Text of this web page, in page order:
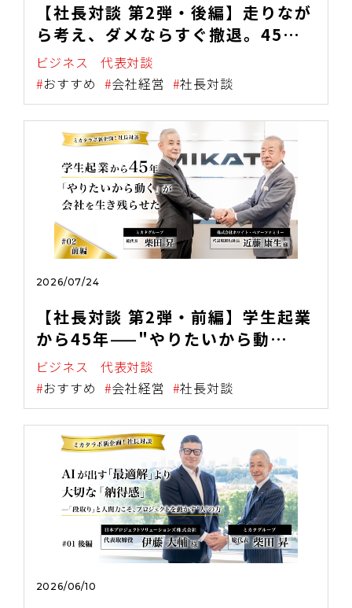
【社長対談 第2弾・後編】走りなが
ら考え、ダメならすぐ撤退。45年
続く会社の"諦め力"と"嗅覚"
ビジネス
代表対談
おすすめ
会社経営 社長対談
2026/07/24
【社長対談 第2弾・前編】学生起業
から45年——"やりたいから動
く"が、会社を生き残らせた
ビジネス
代表対談
おすすめ
会社経営 社長対談
2026/06/10